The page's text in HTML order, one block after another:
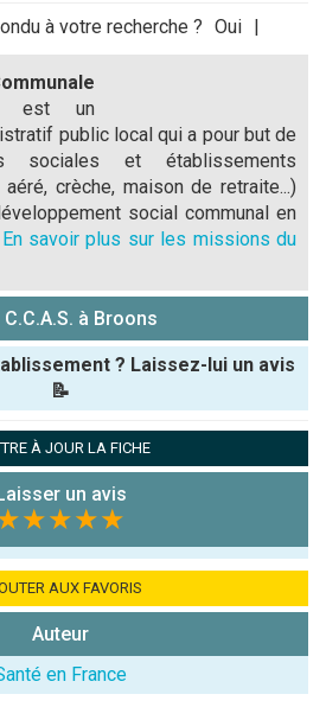
à votre recherche ? Oui |
est un
public local qui a pour but de
sociales et établissements
crèche, maison de retraite...)
social communal en
En savoir plus sur les missions du
à Broons
? Laissez-lui un avis
📝
attribuer :
À JOUR LA FICHE
un avis
AUX FAVORIS
Auteur
en France